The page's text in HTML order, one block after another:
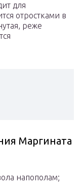
для
отростками в
реже
Маргината
напополам;